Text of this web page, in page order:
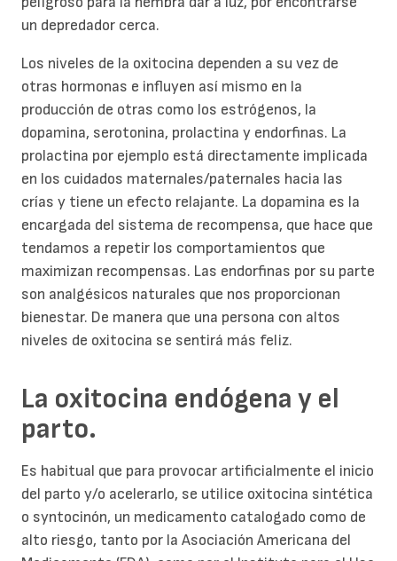
un depredador cerca.
Los niveles de la oxitocina dependen a su vez de
otras hormonas e influyen así mismo en la
producción de otras como los estrógenos, la
dopamina, serotonina, prolactina y endorfinas. La
prolactina por ejemplo está directamente implicada
en los cuidados maternales/paternales hacia las
crías y tiene un efecto relajante. La dopamina es la
encargada del sistema de recompensa, que hace que
tendamos a repetir los comportamientos que
maximizan recompensas. Las endorfinas por su parte
son analgésicos naturales que nos proporcionan
bienestar. De manera que una persona con altos
niveles de oxitocina se sentirá más feliz.
La oxitocina endógena y el
parto.
Es habitual que para provocar artificialmente el inicio
del parto y/o acelerarlo, se utilice oxitocina sintética
o syntocinón, un medicamento catalogado como de
alto riesgo, tanto por la Asociación Americana del